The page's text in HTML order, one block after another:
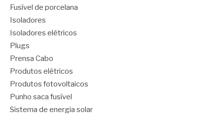
Fusível de porcelana
Isoladores
Isoladores elétricos
Plugs
Prensa Cabo
Produtos elétricos
Produtos fotovoltaicos
Punho saca fusível
Sistema de energia solar